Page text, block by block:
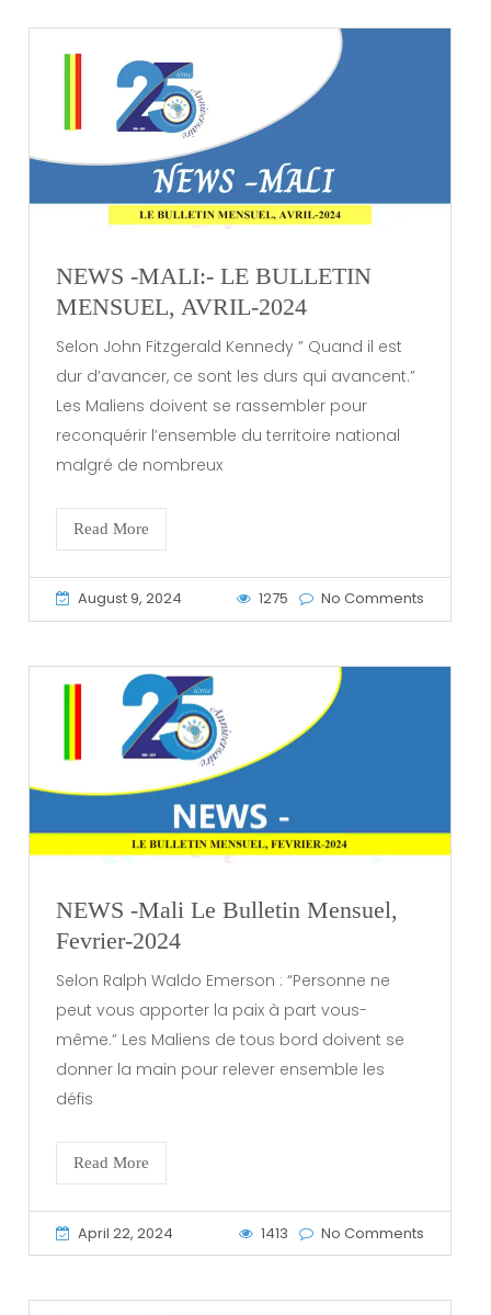
NEWS -MALI:- LE BULLETIN
MENSUEL, AVRIL-2024
Selon John Fitzgerald Kennedy ” Quand il est
dur d’avancer, ce sont les durs qui avancent.”
Les Maliens doivent se rassembler pour
reconquérir l’ensemble du territoire national
malgré de nombreux
Read More
August 9, 2024 1275 No Comments
NEWS -Mali Le Bulletin Mensuel,
Fevrier-2024
Selon Ralph Waldo Emerson : “Personne ne
peut vous apporter la paix à part vous-
même.” Les Maliens de tous bord doivent se
donner la main pour relever ensemble les
défis
Read More
April 22, 2024 1413 No Comments